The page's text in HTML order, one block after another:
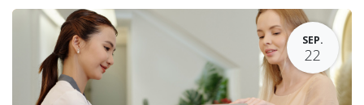
SEP.
22